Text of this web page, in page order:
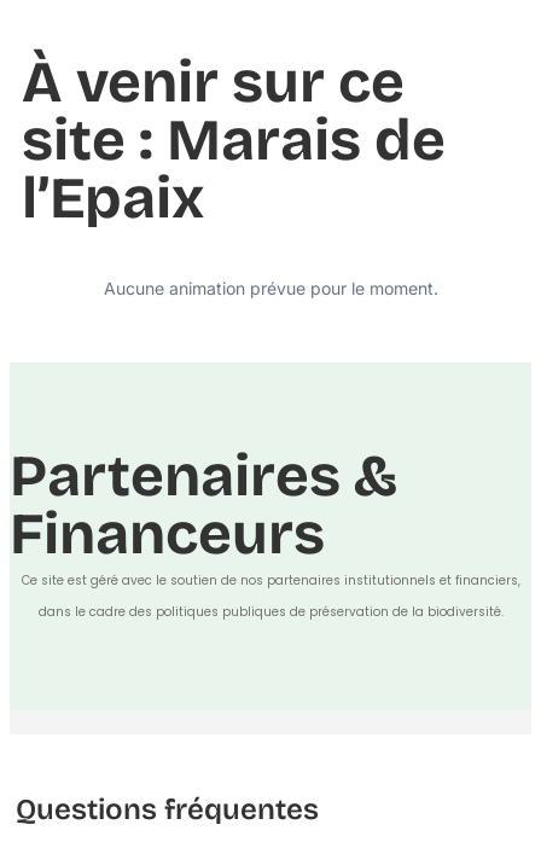
À venir sur ce
site : Marais de
l’Epaix
Aucune animation prévue pour le moment.
Partenaires &
Financeurs
Ce site est géré avec le soutien de nos partenaires institutionnels et financiers,
dans le cadre des politiques publiques de préservation de la biodiversité.
Questions fréquentes